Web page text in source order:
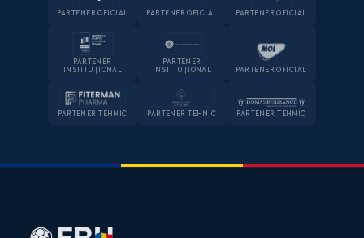
PARTENER OFICIAL PARTENER OFICIAL PARTENER OFICIAL
PARTENER
INSTITUȚIONAL
PARTENER
INSTITUȚIONAL
PARTENER OFICIAL
PARTENER TEHNIC PARTENER TEHNIC PARTENER TEHNIC